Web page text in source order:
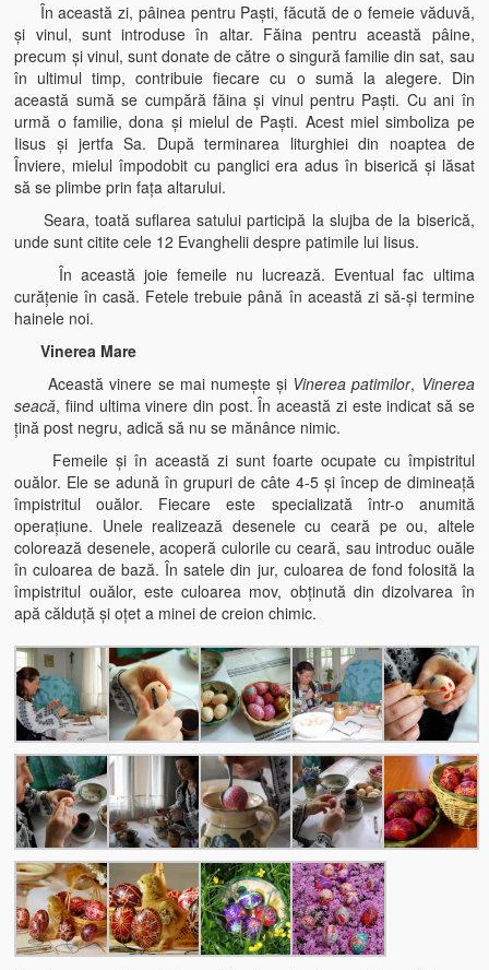
În această zi, pâinea pentru Paşti, făcută de o femeie văduvă,
şi vinul, sunt introduse în altar. Făina pentru această pâine,
precum şi vinul, sunt donate de către o singură familie din sat, sau
în ultimul timp, contribuie fiecare cu o sumă la alegere. Din
această sumă se cumpără făina şi vinul pentru Paşti. Cu ani în
urmă o familie, dona şi mielul de Paşti. Acest miel simboliza pe
Iisus şi jertfa Sa. După terminarea liturghiei din noaptea de
Înviere, mielul împodobit cu panglici era adus în biserică şi lăsat
să se plimbe prin faţa altarului.
Seara, toată suflarea satului participă la slujba de la biserică,
unde sunt citite cele 12 Evanghelii despre patimile lui Iisus.
În această joie femeile nu lucrează. Eventual fac ultima
curăţenie în casă. Fetele trebuie până în această zi să-şi termine
hainele noi.
Vinerea Mare
Această vinere se mai numeşte şi Vinerea patimilor, Vinerea
seacă, fiind ultima vinere din post. În această zi este indicat să se
ţină post negru, adică să nu se mănânce nimic.
Femeile şi în această zi sunt foarte ocupate cu împistritul
ouălor. Ele se adună în grupuri de câte 4-5 şi încep de dimineaţă
împistritul ouălor. Fiecare este specializată într-o anumită
operaţiune. Unele realizează desenele cu ceară pe ou, altele
colorează desenele, acoperă culorile cu ceară, sau introduc ouăle
în culoarea de bază. În satele din jur, culoarea de fond folosită la
împistritul ouălor, este culoarea mov, obţinută din dizolvarea în
apă călduţă şi oţet a minei de creion chimic.